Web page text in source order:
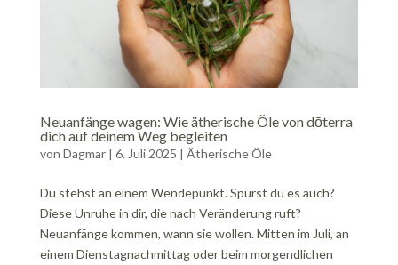
Neuanfänge wagen: Wie ätherische Öle von dōterra
dich auf deinem Weg begleiten
von Dagmar| 6. Juli 2025 | Ätherische Öle
Du stehst an einem Wendepunkt. Spürst du es auch?
Diese Unruhe in dir, die nach Veränderung ruft?
Neuanfänge kommen, wann sie wollen. Mitten im Juli, an
einem Dienstagnachmittag oder beim morgendlichen